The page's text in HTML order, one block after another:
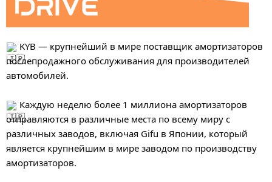
KYB — крупнейший в мире поставщик амортизаторов
послепродажного обслуживания для производителей
автомобилей.
Каждую неделю более 1 миллиона амортизаторов
отправляются в различные места по всему миру с
различных заводов, включая Gifu в Японии, который
является крупнейшим в мире заводом по производству
амортизаторов.